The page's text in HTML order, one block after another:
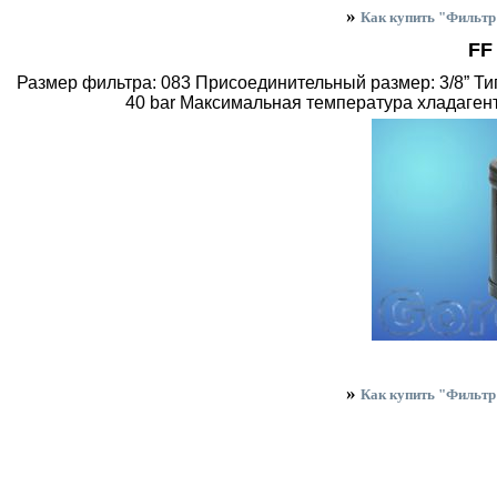
» Как купить
Размер фильтра: 083 Присоединительный размер: 3/8”
40 bar Максимальная температура
» Как купить